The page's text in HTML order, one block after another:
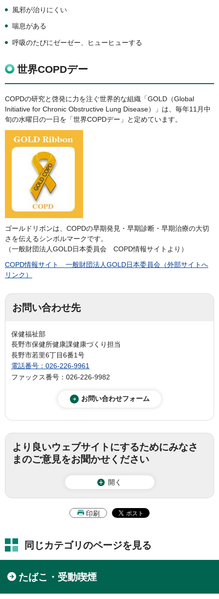
風邪が治りにくい
喘息がある
呼吸のたびにゼーゼー、ヒューヒューする
世界COPDデー
COPDの研究と啓発に力を注ぐ世界的な組織「GOLD（Global
Initiative for Chronic Obstructive Lung Disease）」は、毎年11月中
旬の水曜日の一日を「世界COPDデー」と定めています。
ゴールドリボンは、COPDの早期発見・早期診断・早期治療の大切
さを伝えるシンボルマークです。
（一般財団法人GOLD日本委員会 COPD情報サイトより）
COPD情報サイト 一般財団法人GOLD日本委員会（外部サイトへ
リンク）
お問い合わせ先
保健福祉部
長野市保健所健康課健康づくり担当
長野市若里6丁目6番1号
電話番号：026-226-9961
ファックス番号：026-226-9982
より良いウェブサイトにするためにみなさ
まのご意見をお聞かせください
開く
印刷
同じカテゴリのページを見る
たばこ・受動喫煙